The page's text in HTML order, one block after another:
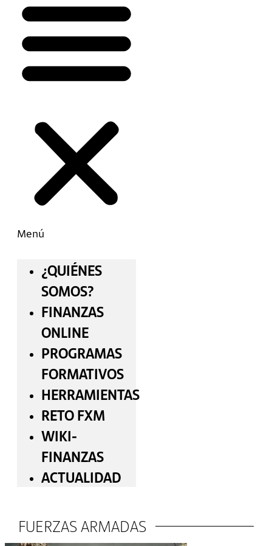
Menú
¿QUIÉNES
SOMOS?
FINANZAS
ONLINE
PROGRAMAS
FORMATIVOS
HERRAMIENTAS
RETO FXM
WIKI-
FINANZAS
ACTUALIDAD
FUERZAS ARMADAS